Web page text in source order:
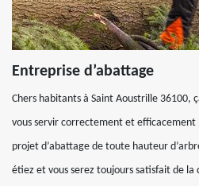
Entreprise d’abattage
Chers habitants à Saint Aoustrille 36100,
vous servir correctement et
projet d’abattage de toute hauteur
étiez et vous serez toujours satisfait de